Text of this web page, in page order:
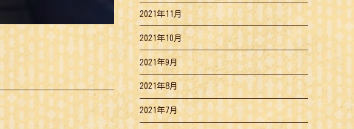
2021年11月
2021年10月
2021年9月
2021年8月
2021年7月